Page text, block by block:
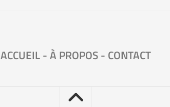
ACCUEIL-À PROPOS- CONTACT